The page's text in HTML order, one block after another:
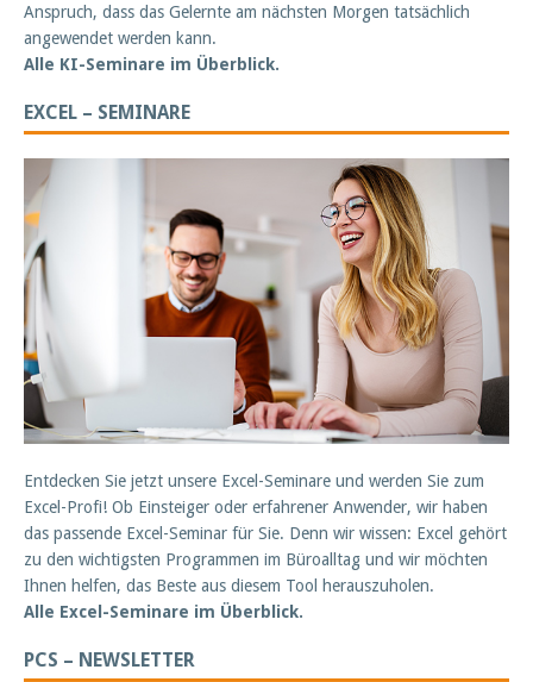
Anspruch, dass das Gelernte am nächsten Morgen tatsächlich
angewendet werden kann.
Alle KI-Seminare im Überblick.
EXCEL – SEMINARE
Entdecken Sie jetzt unsere Excel-Seminare und werden Sie zum
Excel-Profi! Ob Einsteiger oder erfahrener Anwender, wir haben
das passende Excel-Seminar für Sie. Denn wir wissen: Excel gehört
zu den wichtigsten Programmen im Büroalltag und wir möchten
Ihnen helfen, das Beste aus diesem Tool herauszuholen.
Alle Excel-Seminare im Überblick.
PCS – NEWSLETTER